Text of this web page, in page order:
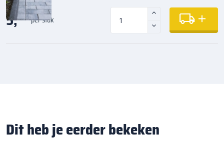
5,35 per stuk
Dit heb je eerder bekeken